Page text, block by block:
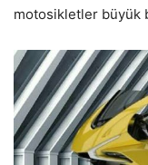
motosikletler büyük